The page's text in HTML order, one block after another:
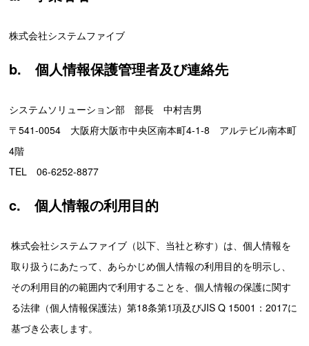
株式会社システムファイブ
b. 個人情報保護管理者及び連絡先
システムソリューション部 部長 中村吉男
〒541-0054 大阪府大阪市中央区南本町4-1-8 アルテビル南本町
4階
TEL 06-6252-8877
c. 個人情報の利用目的
株式会社システムファイブ（以下、当社と称す）は、個人情報を
取り扱うにあたって、あらかじめ個人情報の利用目的を明示し、
その利用目的の範囲内で利用することを、個人情報の保護に関す
る法律（個人情報保護法）第18条第1項及びJIS Q 15001：2017に
基づき公表します。